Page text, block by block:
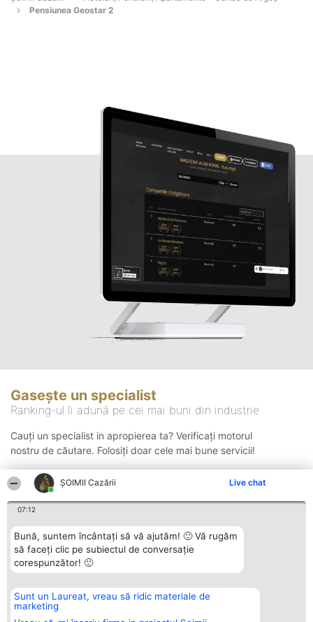
ȘOIMII Cazării Live chat
07:12
Bună, suntem încântați să vă ajutăm! 🙂 Vă rugăm
să faceți clic pe subiectul de conversație
corespunzător! 🙂
Sunt un Laureat, vreau să ridic materiale de
marketing
Pensiunea Geostar 2
Gasește un specialist
Ranking-ul îi adună pe cei mai buni din industrie
Cauți un specialist in apropierea ta? Verificați motorul
nostru de căutare. Folosiți doar cele mai bune servicii!
Organizator Ranking
BRIGHT SOLUTIONS BR SRL
Aleea Timisul De Sus 2 Bl. A30
Plebiscyt
Lista Tuturor
Contact